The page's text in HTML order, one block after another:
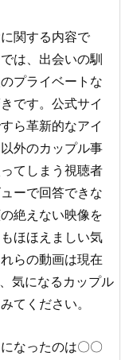
関する内容で
は、出会いの馴
プライベートな
です。公式サイ
ら革新的なアイ
外のカップル事
てしまう視聴者
ーで回答できな
絶えない映像を
ほほえましい気
らの動画は現在
気になるカップル
てください。
なったのは〇〇